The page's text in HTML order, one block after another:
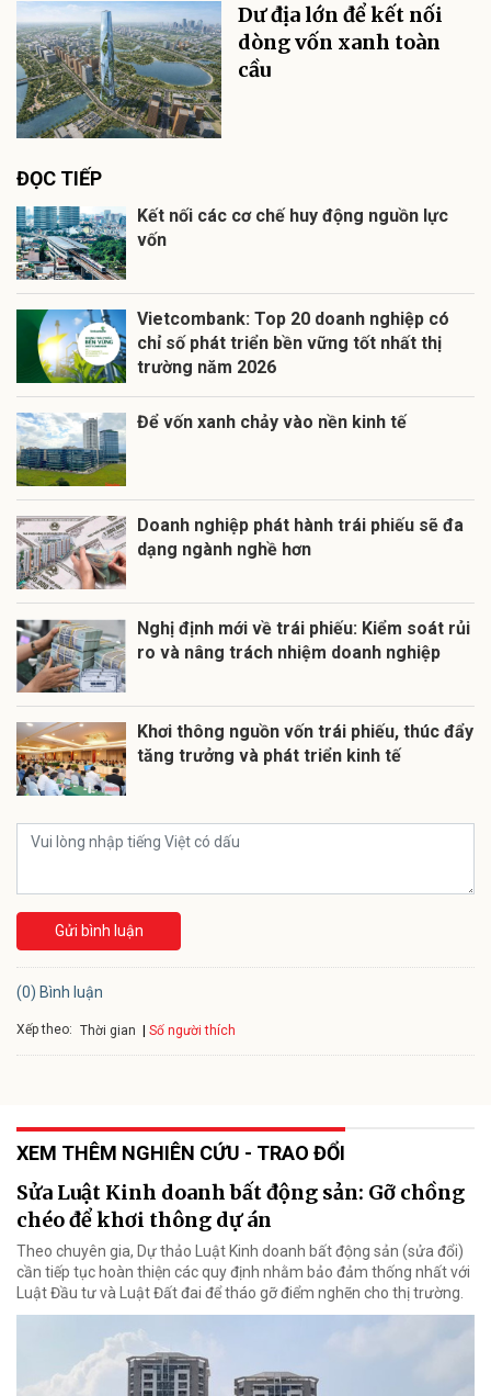
Dư địa lớn để kết nối
dòng vốn xanh toàn
cầu
ĐỌC TIẾP
Kết nối các cơ chế huy động nguồn lực
vốn
Vietcombank: Top 20 doanh nghiệp có
chỉ số phát triển bền vững tốt nhất thị
trường năm 2026
Để vốn xanh chảy vào nền kinh tế
Doanh nghiệp phát hành trái phiếu sẽ đa
dạng ngành nghề hơn
Nghị định mới về trái phiếu: Kiểm soát rủi
ro và nâng trách nhiệm doanh nghiệp
Khơi thông nguồn vốn trái phiếu, thúc đẩy
tăng trưởng và phát triển kinh tế
Gửi bình luận
(0) Bình luận
Xếp theo: Thời gian Số người thích
XEM THÊM NGHIÊN CỨU - TRAO ĐỔI
Sửa Luật Kinh doanh bất động sản: Gỡ chồng
chéo để khơi thông dự án
Theo chuyên gia, Dự thảo Luật Kinh doanh bất động sản (sửa đổi)
cần tiếp tục hoàn thiện các quy định nhằm bảo đảm thống nhất với
Luật Đầu tư và Luật Đất đai để tháo gỡ điểm nghẽn cho thị trường.